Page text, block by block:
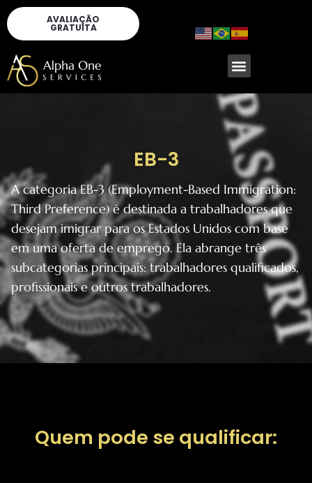
AVALIAÇÃO
GRATUITA
EB-3
A categoria EB-3 (Employment-Based Immigration:
Third Preference) é destinada a trabalhadores que
desejam imigrar para os Estados Unidos com base
em uma oferta de emprego. Ela abrange três
subcategorias principais: trabalhadores qualificados,
profissionais e outros trabalhadores.
Quem pode se qualificar: